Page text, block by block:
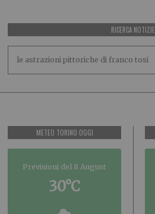
RICERCA NOTIZIE
METEO TORINO OGGI
Previsioni del 8 August
30°C